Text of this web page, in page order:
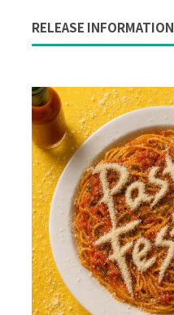
RELEASE INFORMATION